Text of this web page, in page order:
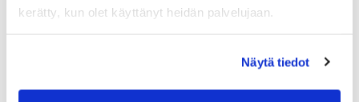
kerätty, kun olet käyttänyt heidän palvelujaan.
Näytä tiedot
Total
72 6085 5625 5310 4770